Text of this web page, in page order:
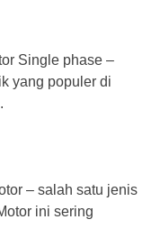
Single phase –
yang populer di
– salah satu jenis
ini sering